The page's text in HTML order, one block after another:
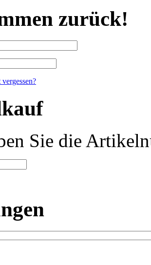
zurück!
Sie die